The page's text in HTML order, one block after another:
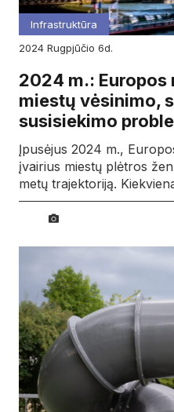
Infrastruktūra
2024
rugpjūčio 6d.
2024 m.: Europos
miestų vėsinimo,
susisiekimo
Įpusėjus 2024 m.,
įvairius miestų plėtros
metų trajektoriją.